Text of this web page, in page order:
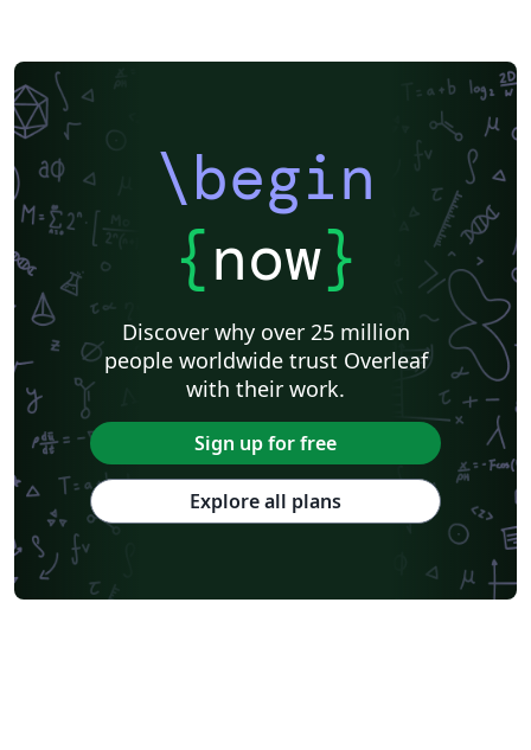
\begin
{now}
Discover why over 25 million
people worldwide trust Overleaf
with their work.
Sign up for free
Explore all plans